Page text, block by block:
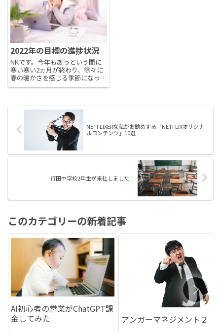
2022年の目標の進捗状況
NKです。今年もあっという間に
寒い寒い2ヵ月が終わり、徐々に
春の暖かさを感じる季節になって
きました。朝布団から抜け出すの
ますね。さて、2022年に立てた
目標のうち、②プログラム開発...
NETFLIXERな私がお勧めする「NETFLIXオリジナ
ルコンテンツ」10選
行田中学校2年生が来社しました！
このカテゴリーの新着記事
AI初心者の営業がChatGPT課
金してみた
アンガーマネジメント２